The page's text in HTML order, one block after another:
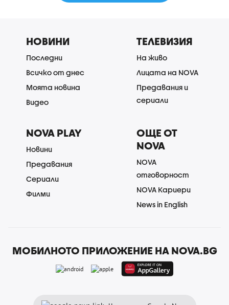
НОВИНИ
Последни
Всичко от днес
Моята новина
Видео
ТЕЛЕВИЗИЯ
На живо
Лицата на NOVA
Предавания и
сериали
NOVA PLAY
Новини
Предавания
Сериали
Филми
ОЩЕ ОТ
NOVA
NOVA
отговорност
NOVA Кариери
News in English
МОБИЛНОТО ПРИЛОЖЕНИЕ НА NOVA.BG